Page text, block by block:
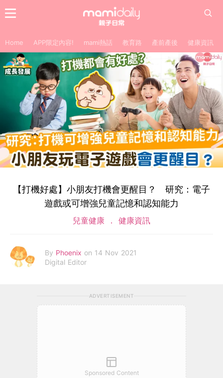
Home APP限定內容! mami熱話 教育路 產前產後 健康資訊
【打機好處】小朋友打機會更醒目？ 研究：電子
遊戲或可增強兒童記憶和認知能力
兒童健康 健康資訊
By Phoenix on 14 Nov 2021
Digital Editor
ADVERTISEMENT
Sponsored Content